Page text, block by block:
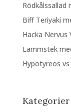
Rödkålssallad
Biff Teriyaki
Hacka
Lammstek
Hypotyreos
Kategorier